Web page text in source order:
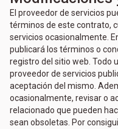
El proveedor de servicios
términos de este contrato,
servicios ocasionalmente.
publicará los términos o
registro del sitio web. Todo
proveedor de servicios
aceptación del mismo.
ocasionalmente, revisar o
relacionado que pueden
sean obsoletas. Por